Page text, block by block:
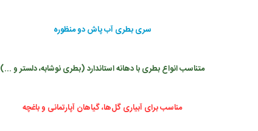
سری بطری آب پاش دو منظوره
متناسب انواع بطری با دهانه استاندارد (بطری نوشابه، دلستر و ...)
مناسب برای آبیاری گل‌ها، گیاهان آپارتمانی و باغچه